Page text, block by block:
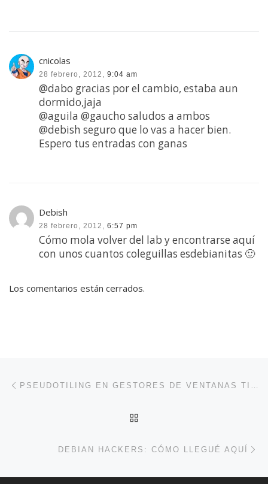
cnicolas
28 febrero, 2012, 9:04 am
@dabo gracias por el cambio, estaba aun
dormido,jaja
@aguila @gaucho saludos a ambos
@debish seguro que lo vas a hacer bien.
Espero tus entradas con ganas
Debish
28 febrero, 2012, 6:57 pm
Cómo mola volver del lab y encontrarse aquí
con unos cuantos coleguillas esdebianitas 🙂
Los comentarios están cerrados.
Navegación de entradas
DEBIAN HACKERS: CÓMO LLEGUÉ AQUÍ